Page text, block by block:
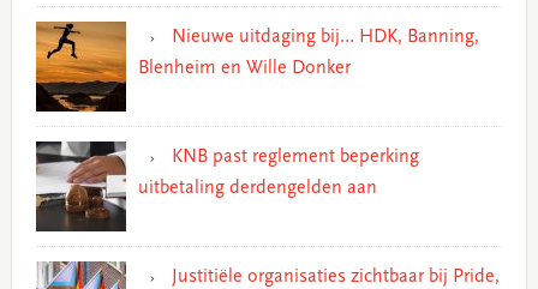
Nieuwe uitdaging bij… HDK, Banning,
Blenheim en Wille Donker
KNB past reglement beperking
uitbetaling derdengelden aan
Justitiële organisaties zichtbaar bij Pride,